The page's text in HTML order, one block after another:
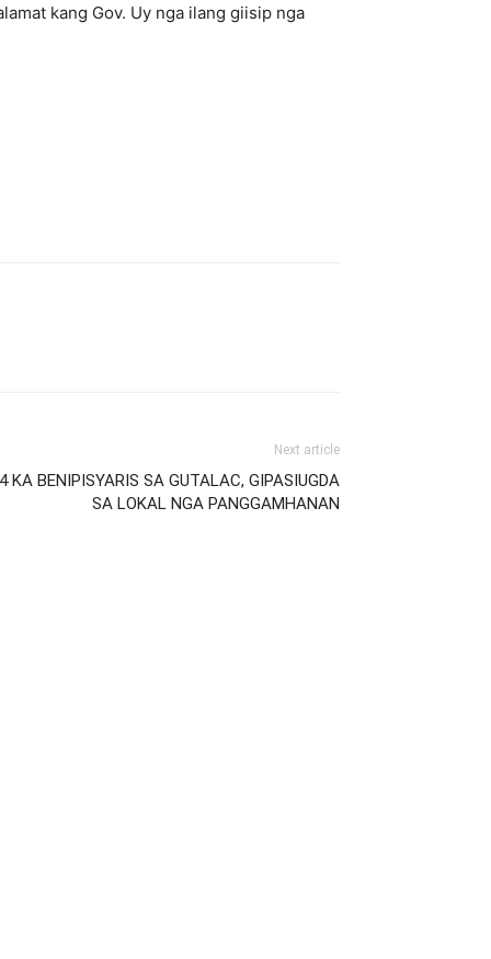
kang Gov. Uy nga ilang giisip nga
Next article
KA BENIPISYARIS SA GUTALAC, GIPASIUGDA
SA LOKAL NGA PANGGAMHANAN